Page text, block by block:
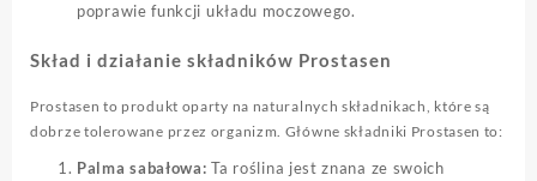
poprawie funkcji układu moczowego.
Skład i działanie składników Prostasen
Prostasen to produkt oparty na naturalnych składnikach, które są
dobrze tolerowane przez organizm. Główne składniki Prostasen to:
Palma sabałowa: Ta roślina jest znana ze swoich